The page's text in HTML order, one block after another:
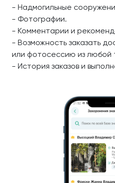
- Надмогильные
- Фотографии.
- Комментарии и
- Возможность заказать
или фотосессию из любой
- История заказов и